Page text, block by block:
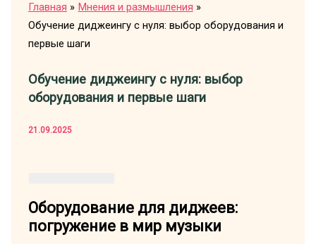
Главная
Мнения и размышления
Обучение диджеингу с нуля: выбор оборудования и
первые шаги
Обучение диджеингу с нуля: выбор
оборудования и первые шаги
21.09.2025
Оборудование для диджеев:
погружение в мир музыки